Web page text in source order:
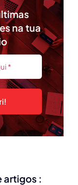
na tua
artigos :